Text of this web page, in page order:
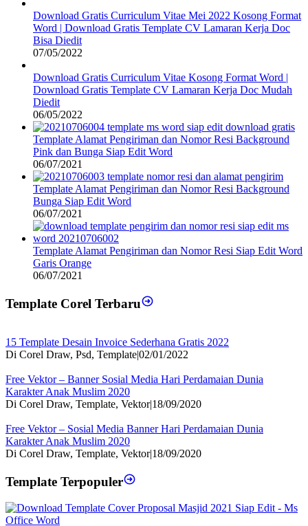
Download Gratis Curriculum Vitae Mei 2022 Kosong Format
Word | Download Gratis Template CV Lamaran Kerja Doc
Bisa Diedit
07/05/2022
Download Gratis Curriculum Vitae Kosong Format Word |
Download Gratis Template CV Lamaran Kerja Doc Mudah
Diedit
06/05/2022
Template Alamat Pengiriman dan Nomor Resi Background
Pink dan Bunga Siap Edit Word
06/07/2021
Template Alamat Pengiriman dan Nomor Resi Background
Bunga Siap Edit Word
06/07/2021
Template Alamat Pengiriman dan Nomor Resi Siap Edit Word
Garis Orange
06/07/2021
Template Corel Terbaru
15 Template Desain Invoice Sederhana Gratis 2022
Di Corel Draw, Psd, Template|02/01/2022
Free Vektor – Banner Sosial Media Hari Perdamaian Dunia
Karakter Anak Muslim 2020
Di Corel Draw, Template, Vektor|18/09/2020
Free Vektor – Sosial Media Banner Hari Perdamaian Dunia
Karakter Anak Muslim 2020
Di Corel Draw, Template, Vektor|18/09/2020
Template Terpopuler